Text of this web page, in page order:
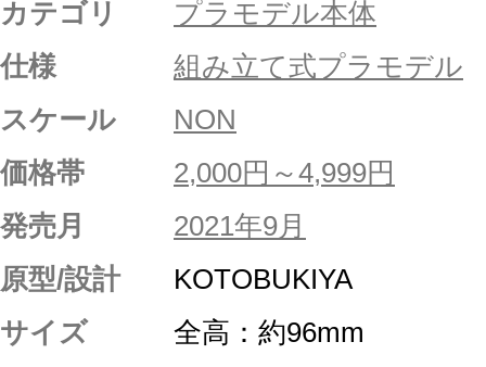
カテゴリ
プラモデル本体
仕様
組み立て式プラモデル
スケール
NON
価格帯
2,000円～4,999円
発売月
2021年9月
原型/設計
KOTOBUKIYA
サイズ
全高：約96mm